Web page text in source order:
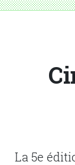
cinquième
La 5e